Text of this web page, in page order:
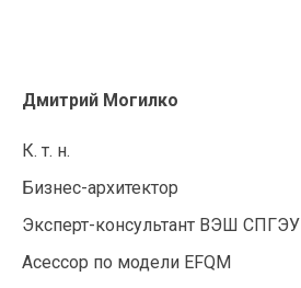
Дмитрий Могилко
К. т. н.
Бизнес-архитектор
Эксперт-консультант ВЭШ СПГЭУ
Асессор по модели EFQM